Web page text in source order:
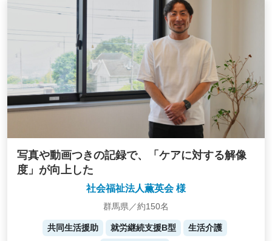
写真や動画つきの記録で、「ケアに対する解像
度」が向上した
社会福祉法人薫英会 様
群馬県／約150名
共同生活援助 就労継続支援B型 生活介護